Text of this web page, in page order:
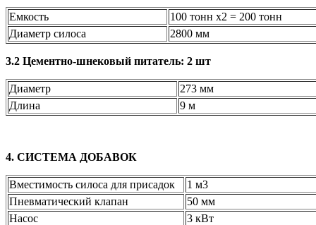
Емкость
100 тонн x2 = 200 тонн
Диаметр силоса
2800 мм
3.2 Цементно-шнековый питатель: 2 шт
Диаметр
273 мм
Длина
9 м
4. СИСТЕМА ДОБАВОК
Вместимость силоса для присадок
1 м3
Пневматический клапан
50 мм
Насос
3 кВт